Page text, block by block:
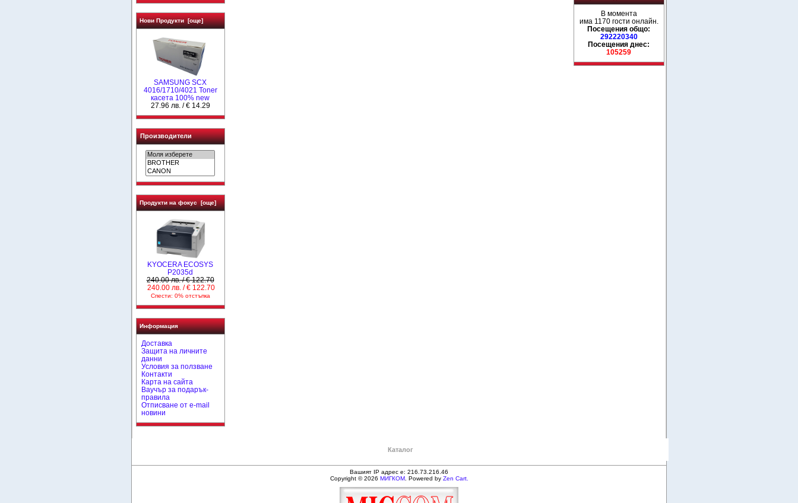
Нови Продукти [още]
SAMSUNG SCX
4016/1710/4021 Toner
касета 100% new
27.96 лв. / € 14.29
Производители
Продукти на фокус [още]
KYOCERA ECOSYS
P2035d
240.00 лв. / € 122.70
240.00 лв. / € 122.70
Спести: 0% отстъпка
Информация
Доставка
Защита на личните
данни
Условия за ползване
Контакти
Карта на сайта
Ваучър за подарък-
правила
Отписване от e-mail
новини
В момента
има 1170 гости онлайн.
Посещения общо:
292220340
Посещения днес:
105259
Каталог
Вашият IP адрес е: 216.73.216.46
Copyright © 2026 МИГКОМ. Powered by Zen Cart.